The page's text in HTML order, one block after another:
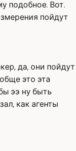
подобное. Вот.
пойдут
да, они пойдут
это эта
ээ ну быть
как агенты